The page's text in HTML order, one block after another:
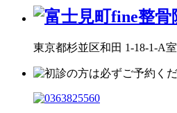
東京都杉並区和田 1-18-1-A室